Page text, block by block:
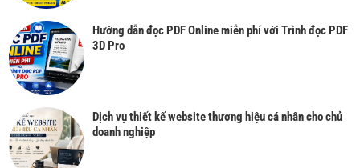
Hướng dẫn đọc PDF Online miễn phí với Trình đọc PDF
3D Pro
Dịch vụ thiết kế website thương hiệu cá nhân cho chủ
doanh nghiệp